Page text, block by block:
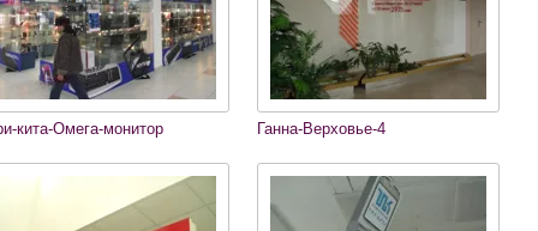
кита-Омега-монитор Ганна-Верховье-4